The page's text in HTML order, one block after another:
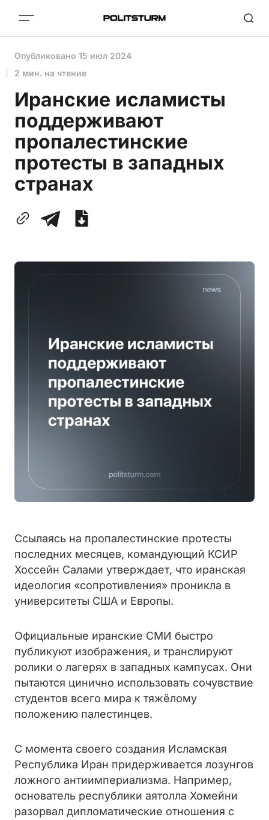
Опубликовано 15 июл 2024
2 мин. на чтение
Иранские исламисты
поддерживают
пропалестинские
протесты в западных
странах
Ссылаясь на пропалестинские протесты
последних месяцев, командующий КСИР
Хоссейн Салами утверждает, что иранская
идеология «сопротивления» проникла в
университеты США и Европы.
Официальные иранские СМИ быстро
публикуют изображения, и транслируют
ролики о лагерях в западных кампусах. Они
пытаются цинично использовать сочувствие
студентов всего мира к тяжёлому
положению палестинцев.
С момента своего создания Исламская
Республика Иран придерживается лозунгов
ложного антиимпериализма. Например,
основатель республики аятолла Хомейни
разорвал дипломатические отношения с